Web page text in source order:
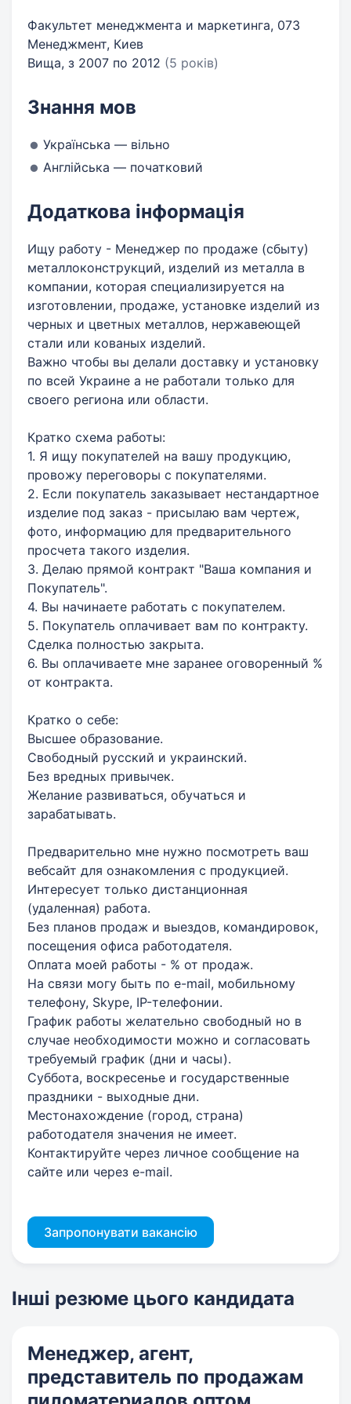
Факультет менеджмента и маркетинга, 073
Менеджмент, Киев
Вища, з 2007 по 2012 (5 років)
Знання мов
Українська — вільно
Англійська — початковий
Додаткова інформація
Ищу работу - Менеджер по продаже (сбыту)
металлоконструкций, изделий из металла в
компании, которая специализируется на
изготовлении, продаже, установке изделий из
черных и цветных металлов, нержавеющей
стали или кованых изделий.
Важно чтобы вы делали доставку и установку
по всей Украине а не работали только для
своего региона или области.
Кратко схема работы:
1. Я ищу покупателей на вашу продукцию,
провожу переговоры с покупателями.
2. Если покупатель заказывает нестандартное
изделие под заказ - присылаю вам чертеж,
фото, информацию для предварительного
просчета такого изделия.
3. Делаю прямой контракт "Ваша компания и
Покупатель".
4. Вы начинаете работать с покупателем.
5. Покупатель оплачивает вам по контракту.
Сделка полностью закрыта.
6. Вы оплачиваете мне заранее оговоренный %
от контракта.
Кратко о себе:
Высшее образование.
Свободный русский и украинский.
Без вредных привычек.
Желание развиваться, обучаться и
зарабатывать.
Предварительно мне нужно посмотреть ваш
вебсайт для ознакомления с продукцией.
Интересует только дистанционная
(удаленная) работа.
Без планов продаж и выездов, командировок,
посещения офиса работодателя.
Оплата моей работы - % от продаж.
На связи могу быть по e-mail, мобильному
телефону, Skype, IP-телефонии.
График работы желательно свободный но в
случае необходимости можно и согласовать
требуемый график (дни и часы).
Суббота, воскресенье и государственные
праздники - выходные дни.
Местонахождение (город, страна)
работодателя значения не имеет.
Контактируйте через личное сообщение на
сайте или через e-mail.
Запропонувати вакансію
Інші резюме цього кандидата
Менеджер, агент,
представитель по продажам